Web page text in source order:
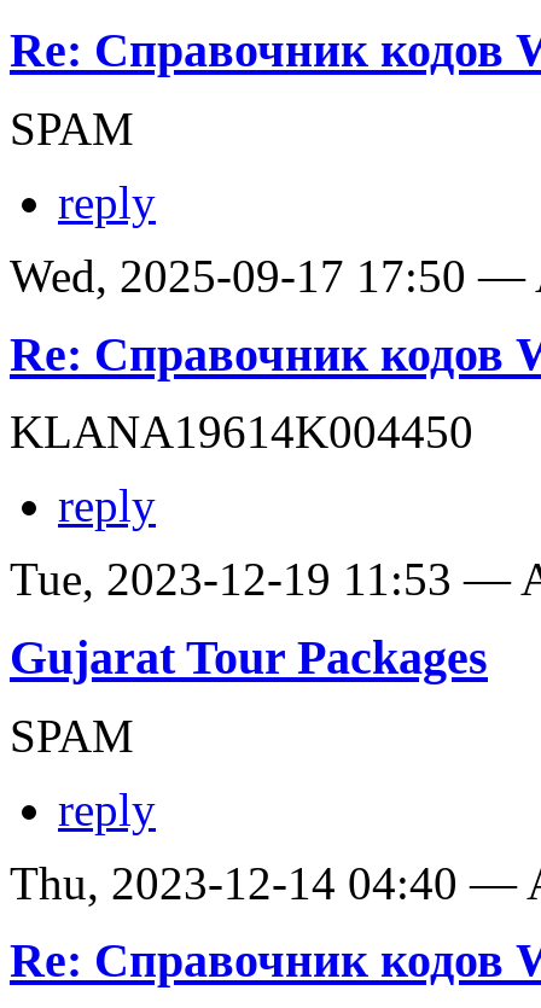
Re: Справочник кодов
SPAM
reply
Wed, 2025-09-17 17:50 —
Re: Справочник кодов
KLANA19614K004450
reply
Tue, 2023-12-19 11:53 —
Gujarat Tour Packages
SPAM
reply
Thu, 2023-12-14 04:40 —
Re: Справочник кодов